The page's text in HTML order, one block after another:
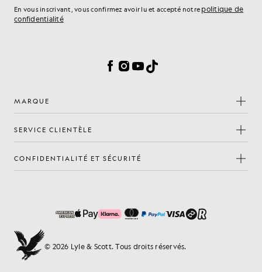
En vous inscrivant, vous confirmez avoir lu et accepté notre politique de
confidentialité
Facebook
Instagram
YouTube
TikTok
MARQUE
SERVICE CLIENTÈLE
CONFIDENTIALITÉ ET SÉCURITÉ
© 2026 Lyle & Scott. Tous droits réservés.